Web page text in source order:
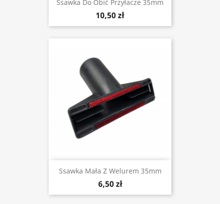
Ssawka Do Obić Przyłacze 35mm
10,50 zł
Ssawka Mała Z Welurem 35mm
6,50 zł